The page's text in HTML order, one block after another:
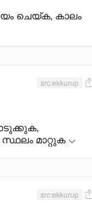
ചെയ്ക, കാലം
src:ekkurup
മാറ്റുക
src:ekkurup